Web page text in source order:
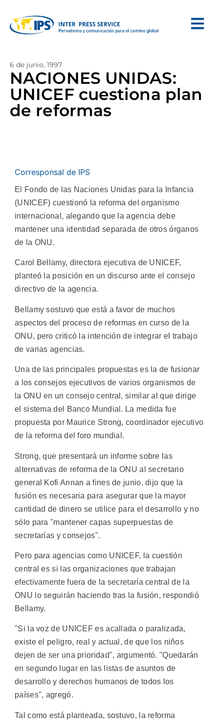
6 de junio, 1997
NACIONES UNIDAS:
UNICEF cuestiona plan
de reformas
Corresponsal de IPS
El Fondo de las Naciones Unidas para la Infancia
(UNICEF) cuestionó la reforma del organismo
internacional, alegando que la agencia debe
mantener una identidad separada de otros órganos
de la ONU.
Carol Bellamy, directora ejecutiva de UNICEF,
planteó la posición en un discurso ante el consejo
directivo de la agencia.
Bellamy sostuvo que está a favor de muchos
aspectos del proceso de reformas en curso de la
ONU, pero criticó la intención de integrar el trabajo
de varias agencias.
Una de las principales propuestas es la de fusionar
a los consejos ejecutivos de varios organismos de
la ONU en un consejo central, similar al que dirige
el sistema del Banco Mundial. La medida fue
propuesta por Maurice Strong, coordinador ejecutivo
de la reforma del foro mundial.
Strong, que presentará un informe sobre las
alternativas de reforma de la ONU al secretario
general Kofi Annan a fines de junio, dijo que la
fusión es necesaria para asegurar que la mayor
cantidad de dinero se utilice para el desarrollo y no
sólo para "mantener capas superpuestas de
secretarías y consejos".
Pero para agencias como UNICEF, la cuestión
central es si las organizaciones que trabajan
efectivamente fuera de la secretaría central de la
ONU lo seguirán haciendo tras la fusión, respondió
Bellamy.
"Si la voz de UNICEF es acallada o paralizada,
existe el peligro, real y actual, de que los niños
dejen de ser una prioridad", argumentó. "Quedarán
en segundo lugar en las listas de asuntos de
desarrollo y derechos humanos de todos los
países", agregó.
Tal como está planteada, sostuvo, la reforma